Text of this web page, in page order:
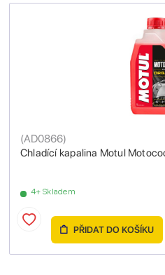
Chladící kapalina Motul
(AD0866)
4+ Skladem
PŘIDAT DO KOŠÍKU